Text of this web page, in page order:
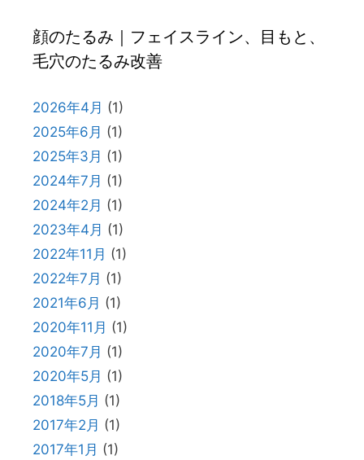
顔のたるみ｜フェイスライン、目もと、
毛穴のたるみ改善
2026年4月 (1)
2025年6月 (1)
2025年3月 (1)
2024年7月 (1)
2024年2月 (1)
2023年4月 (1)
2022年11月 (1)
2022年7月 (1)
2021年6月 (1)
2020年11月 (1)
2020年7月 (1)
2020年5月 (1)
2018年5月 (1)
2017年2月 (1)
2017年1月 (1)